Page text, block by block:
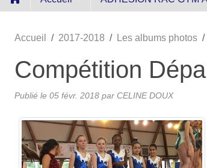
Accueil 2017-2018 Les albums photos
Compétition
Publié le 05 févr. 2018 par CELINE DOUX